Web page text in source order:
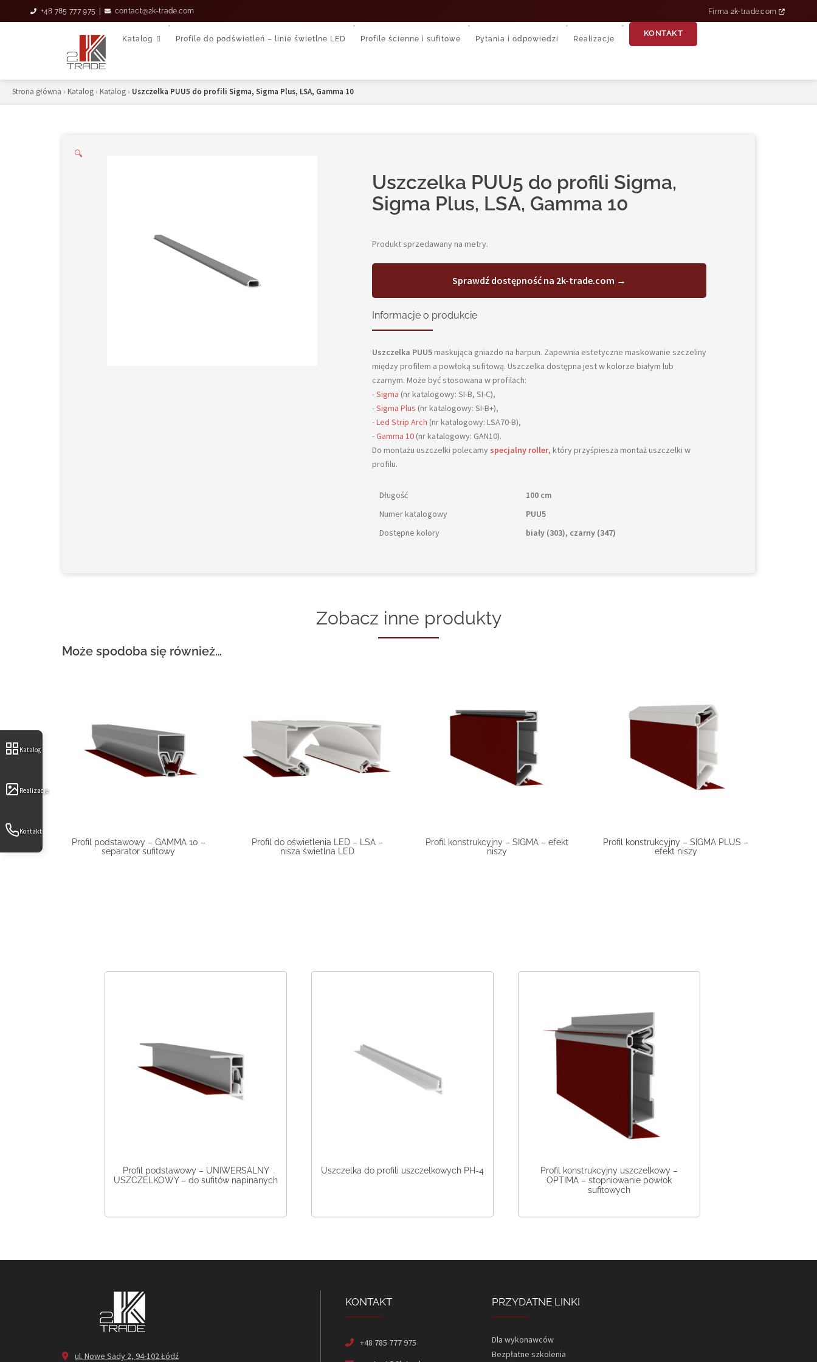
Katalog
Realizacje
Kontakt
to
+48 785 777 975 | contact@2k-trade.com Firma 2k-trade.com
Katalog Profile do podświetleń – linie świetlne LED Profile ścienne i sufitowe Pytania i odpowiedzi Realizacje
KONTAKT
Strona główna › Katalog › Katalog › Uszczelka PUU5 do profili Sigma, Sigma Plus, LSA, Gamma 10
🔍
Uszczelka PUU5 do profili Sigma,
Sigma Plus, LSA, Gamma 10
Produkt sprzedawany na metry.
Sprawdź dostępność na 2k-trade.com →
Informacje o produkcie
Uszczelka PUU5maskująca gniazdo na harpun. Zapewnia estetyczne maskowanie szczeliny
między profilem a powłoką sufitową. Uszczelka dostępna jest w kolorze białym lub
czarnym. Może być stosowana w profilach:
-Sigma (nr katalogowy: SI-B, SI-C),
-Sigma Plus (nr katalogowy: SI-B+),
-Led Strip Arch (nr katalogowy: LSA70-B),
-Gamma 10 (nr katalogowy: GAN10).
Do montażu uszczelki polecamy specjalny roller, który przyśpiesza montaż uszczelki w
profilu.
Długość
100 cm
Numer katalogowy
PUU5
Dostępne kolory
biały (303), czarny (347)
Zobacz inne produkty
Może spodoba się również…
Profil podstawowy – GAMMA 10 –
separator sufitowy
Profil do oświetlenia LED – LSA –
nisza świetlna LED
Profil konstrukcyjny – SIGMA – efekt
niszy
Profil konstrukcyjny – SIGMA PLUS –
efekt niszy
Profil podstawowy – UNIWERSALNY
USZCZELKOWY – do sufitów napinanych
Uszczelka do profili uszczelkowych PH-4
Profil konstrukcyjny uszczelkowy –
OPTIMA – stopniowanie powłok
sufitowych
ul. Nowe Sady 2, 94-102 Łódź
KONTAKT
+48 785 777 975
PRZYDATNE LINKI
Dla wykonawców
Bezpłatne szkolenia